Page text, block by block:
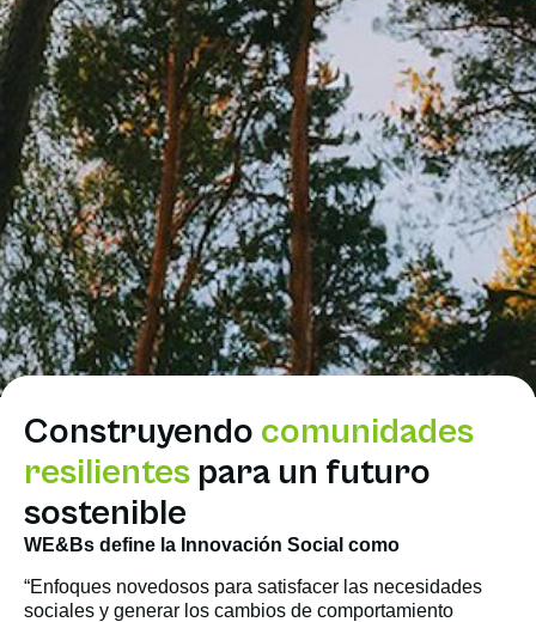
Construyendo comunidades
resilientes para un futuro
sostenible
WE&Bs define la Innovación Social como
“Enfoques novedosos para satisfacer las necesidades
sociales y generar los cambios de comportamiento